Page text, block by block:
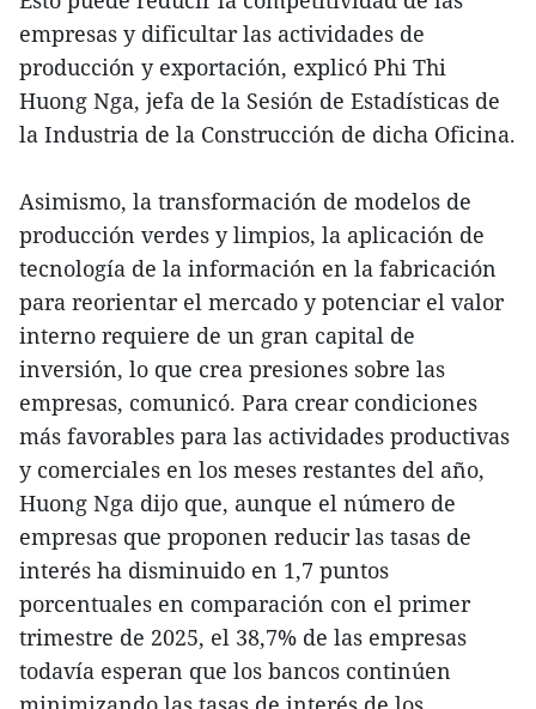
empresas y dificultar las actividades de
producción y exportación, explicó Phi Thi
Huong Nga, jefa de la Sesión de Estadísticas de
la Industria de la Construcción de dicha Oficina.
Asimismo, la transformación de modelos de
producción verdes y limpios, la aplicación de
tecnología de la información en la fabricación
para reorientar el mercado y potenciar el valor
interno requiere de un gran capital de
inversión, lo que crea presiones sobre las
empresas, comunicó. Para crear condiciones
más favorables para las actividades productivas
y comerciales en los meses restantes del año,
Huong Nga dijo que, aunque el número de
empresas que proponen reducir las tasas de
interés ha disminuido en 1,7 puntos
porcentuales en comparación con el primer
trimestre de 2025, el 38,7% de las empresas
todavía esperan que los bancos continúen